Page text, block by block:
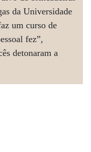
da Universidade
um curso de
fez”,
detonaram a